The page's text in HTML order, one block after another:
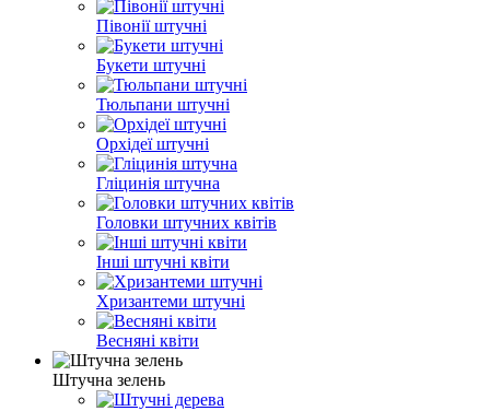
Півонії штучні
Букети штучні
Тюльпани штучні
Орхідеї штучні
Гліцинія штучна
Головки штучних квітів
Інші штучні квіти
Хризантеми штучні
Весняні квіти
Штучна зелень